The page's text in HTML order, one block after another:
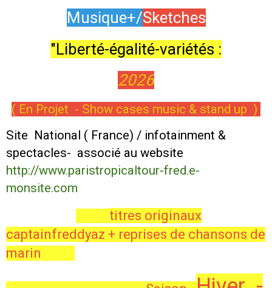
Musique+/Sketches
"Liberté-égalité-variétés :
2026
( En Projet - Show cases music & stand up )
Site National ( France) / infotainment &
spectacles- associé au website
http://www.paristropicaltour-fred.e-
monsite.com
titres originaux
captainfreddyaz + reprises de chansons de
marin